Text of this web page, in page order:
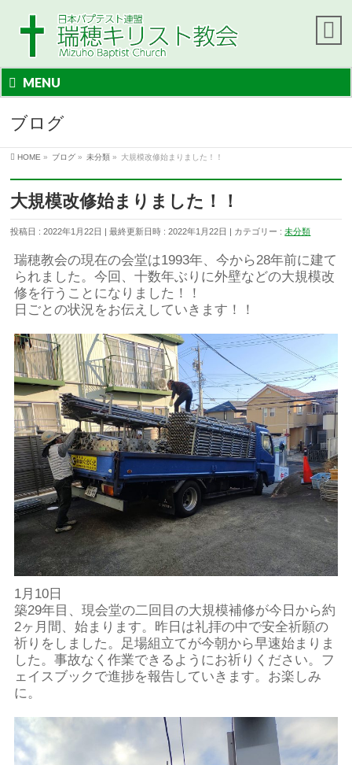
MENU
ブログ
HOME » ブログ » 未分類 » 大規模改修始まりました！！
大規模改修始まりました！！
投稿日 : 2022年1月22日 最終更新日時 : 2022年1月22日 カテゴリー :未分類
瑞穂教会の現在の会堂は1993年、今から28年前に建て
られました。今回、十数年ぶりに外壁などの大規模改
修を行うことになりました！！
日ごとの状況をお伝えしていきます！！
1月10日
築29年目、現会堂の二回目の大規模補修が今日から約
2ヶ月間、始まります。昨日は礼拝の中で安全祈願の
祈りをしました。足場組立てが今朝から早速始まりま
した。事故なく作業できるようにお祈りください。フ
ェイスブックで進捗を報告していきます。お楽しみ
に。